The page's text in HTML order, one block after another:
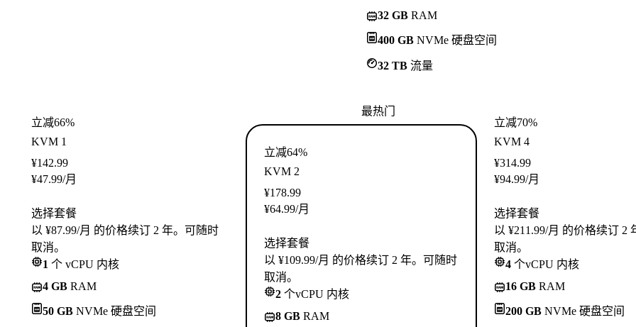
32 GB RAM
400 GB NVMe 硬盘空间
32 TB 流量
立减66%
KVM 1
¥142.99
¥47.99/月
选择套餐
以 ¥87.99/月 的价格续订 2 年。可随时
取消。
1 个 vCPU 内核
4 GB RAM
50 GB NVMe 硬盘空间
最热门
立减64%
KVM 2
¥178.99
¥64.99/月
选择套餐
以 ¥109.99/月 的价格续订 2 年。可随时
取消。
2 个vCPU 内核
8 GB RAM
立减70%
KVM 4
¥314.99
¥94.99/月
选择套餐
以 ¥211.99/月 的价格续订 2
取消。
4 个vCPU 内核
16 GB RAM
200 GB NVMe 硬盘空间